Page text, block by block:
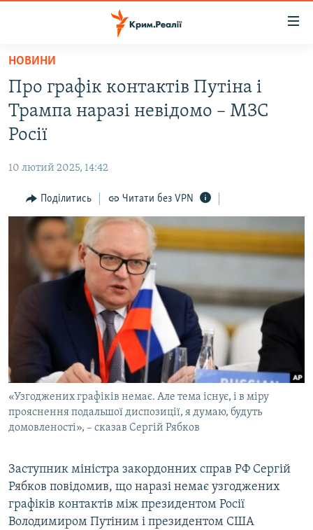
Перейти
основного
матеріалу
Перейти
до
основної
Перейти
до
пошуку
ВОДА.КРИМ
ВІДЕО ТА ФОТО
БЛОГИ
ПОГЛЯД
ІНТЕРВ'Ю
ВСЕ ЗА ДЕНЬ
СПЕЦПРОЕКТИ
ВІДЕОУРОКИ «ELIFBE»
СВІДЧЕННЯ ОКУПАЦІЇ
УКРАЇНСЬКА ПРОБЛЕМА КРИМУ
ІНФОГРАФІКА
ЯК ОБІЙТИ БЛОКУВАННЯ
Русский
Qırımtatar
ДОЛУЧАЙСЯ!
Усі сайти RFE/RL
НОВИНИ
Про графік контактів Путіна і
Трампа наразі невідомо – МЗС
Росії
10 лютий 2025, 14:42
Поділитись Читати без VPN
«Узгоджених графіків немає. Але тема існує, і в міру
прояснення подальшої диспозиції, я думаю, будуть
домовленості», – сказав Сергій Рябков
Заступник міністра закордонних справ РФ Сергій
Рябков повідомив, що наразі немає узгоджених
графіків контактів між президентом Росії
Володимиром Путіним і президентом США